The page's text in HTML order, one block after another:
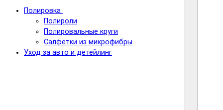
Полировка
Полироли
Полировальные круги
Салфетки из микрофибры
Уход за авто и детейлинг